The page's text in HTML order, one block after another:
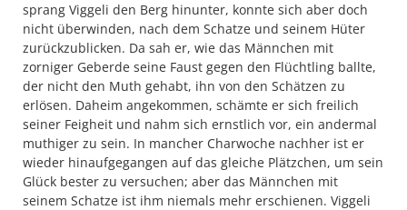
sprang Viggeli den Berg hinunter, konnte sich aber doch
nicht überwinden, nach dem Schatze und seinem Hüter
zurückzublicken. Da sah er, wie das Männchen mit
zorniger Geberde seine Faust gegen den Flüchtling ballte,
der nicht den Muth gehabt, ihn von den Schätzen zu
erlösen. Daheim angekommen, schämte er sich freilich
seiner Feigheit und nahm sich ernstlich vor, ein andermal
muthiger zu sein. In mancher Charwoche nachher ist er
wieder hinaufgegangen auf das gleiche Plätzchen, um sein
Glück bester zu versuchen; aber das Männchen mit
seinem Schatze ist ihm niemals mehr erschienen. Viggeli